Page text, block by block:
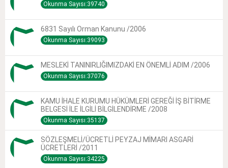
Okunma Sayısı:39740
6831 Sayılı Orman Kanunu /2006
Okunma Sayısı:39093
MESLEKİ TANINIRLIĞIMIZDAKİ EN ÖNEMLİ ADIM /2006
Okunma Sayısı:37076
KAMU İHALE KURUMU HÜKÜMLERİ GEREĞİ İŞ BİTİRME
BELGESİ İLE İLGİLİ BİLGİLENDİRME /2008
Okunma Sayısı:35137
SÖZLEŞMELİ/ÜCRETLİ PEYZAJ MİMARI ASGARİ
ÜCRETLERİ /2011
Okunma Sayısı:34225